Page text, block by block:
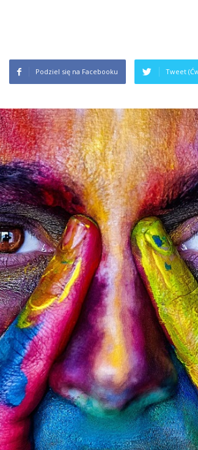
Podziel się na Facebooku Tweet